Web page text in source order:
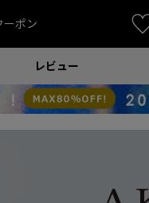
ーポン
レビュー